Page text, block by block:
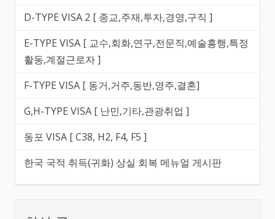
D-TYPE VISA 2 [ 종교,주재,투자,경영,구직 ]
E-TYPE VISA [ 교수,회화,연구,전문직,예술흥행,특정
활동,계절근로자 ]
F-TYPE VISA [ 동거,거주,동반,영주,결혼]
G,H-TYPE VISA [ 난민,기타,관광취업 ]
동포 VISA [ C38, H2, F4, F5 ]
한국 국적 취득(귀화) 상실 회복 메뉴얼 게시판